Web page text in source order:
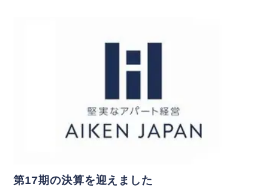
第17期の決算を迎えました